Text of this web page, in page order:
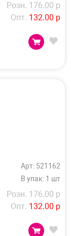
Розн. 176.00 р
Опт. 132.00 р
Арт: 521162
В упак: 1 шт
Розн. 176.00 р
Опт. 132.00 р